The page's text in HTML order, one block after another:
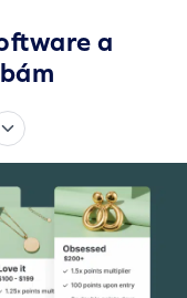
a